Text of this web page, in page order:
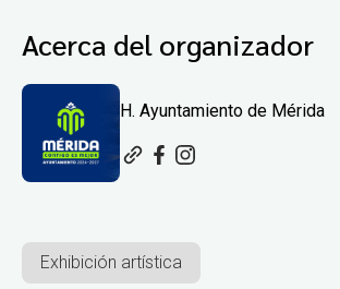
Acerca del organizador
H. Ayuntamiento de Mérida
Exhibición artística